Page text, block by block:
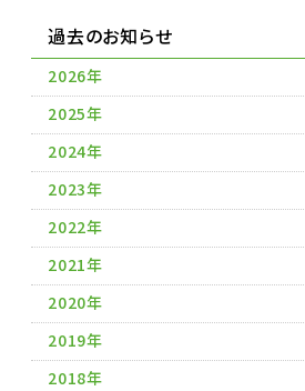
過去のお知らせ
2026年
2025年
2024年
2023年
2022年
2021年
2020年
2019年
2018年